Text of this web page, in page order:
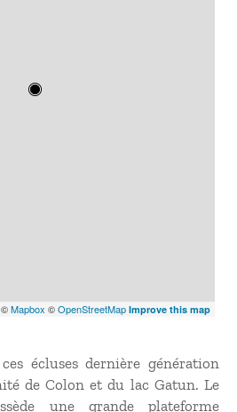
©Mapbox ©OpenStreetMap Improve this map
écluses dernière génération
de Colon et du lac Gatun. Le
une grande plateforme